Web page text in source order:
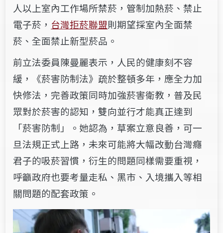
人以上室內工作場所禁菸，管制加熱菸、禁止
電子菸， 台灣拒菸聯盟則期望採室內全面禁
菸、全面禁止新型菸品。
前立法委員陳曼麗表示，人民的健康刻不容
緩，《菸害防制法》疏於整頓多年，應全力加
快修法，完善政策同時加強菸害衛教，普及民
眾對於菸害的認知，雙向並行才能真正達到
「菸害防制」。她認為，草案立意良善，可一
旦法規正式上路，未來可能將大幅改動台灣癮
君子的吸菸習慣，衍生的問題同樣需要重視，
呼籲政府也要考量走私、黑市、入境攜入等相
關問題的配套政策。